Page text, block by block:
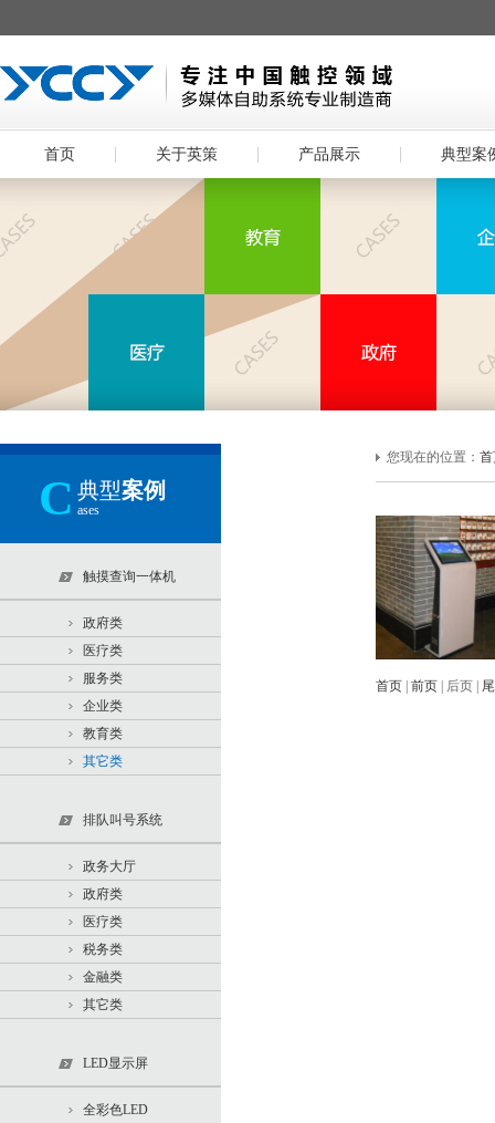
首页 关于英策 产品展示 典型案
C 典型案例
ases
触摸查询一体机
政府类
医疗类
服务类
企业类
教育类
其它类
排队叫号系统
政务大厅
政府类
医疗类
税务类
金融类
其它类
LED显示屏
全彩色LED
您现在的位置：
首页 前页 | 后页 |